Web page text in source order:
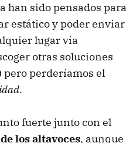
han sido pensados para
estático y poder enviar
lugar vía
otras soluciones
pero perderíamos el
.
fuerte junto con el
los altavoces, aunque